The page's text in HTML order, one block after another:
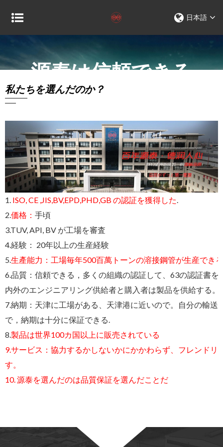
日本語
源泰は信頼できる
私たちを選んだのか？
1. ISO, CE ,JIS,BV,EPD,PHD,GB の認証を獲得した.
2.価格： 手頃
3.TUV, API, BV が工場を審査
4.経験： 20年以上の生産経験
5.生產能力：工場毎年500百萬トーンの溶接鋼管が生産でき
6.品質：信頼できる，多くの組織の認証して、63の認証書
内外のエンジニアリング供給者と購入者は製品を供給する。
7.納期：天津に工場がある、天津港に近いので。自分の輸送
で，納期は十分に保証できる.
8.製品は世界100カ国以上に販売されている
9.サービス：協力するかしないかにかかわらず、フレンドリ
す。
10.源泰を選んだのは品質保証を選んだことだ